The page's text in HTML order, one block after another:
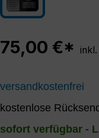
schwarz
75,00 €*
versandkostenfrei
kostenlose
sofort verfügbar -